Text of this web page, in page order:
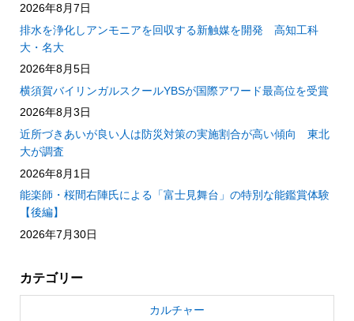
2026年8月7日
排水を浄化しアンモニアを回収する新触媒を開発 高知工科
大・名大
2026年8月5日
横須賀バイリンガルスクールYBSが国際アワード最高位を受賞
2026年8月3日
近所づきあいが良い人は防災対策の実施割合が高い傾向 東北
大が調査
2026年8月1日
能楽師・桜間右陣氏による「富士見舞台」の特別な能鑑賞体験
【後編】
2026年7月30日
カテゴリー
カルチャー